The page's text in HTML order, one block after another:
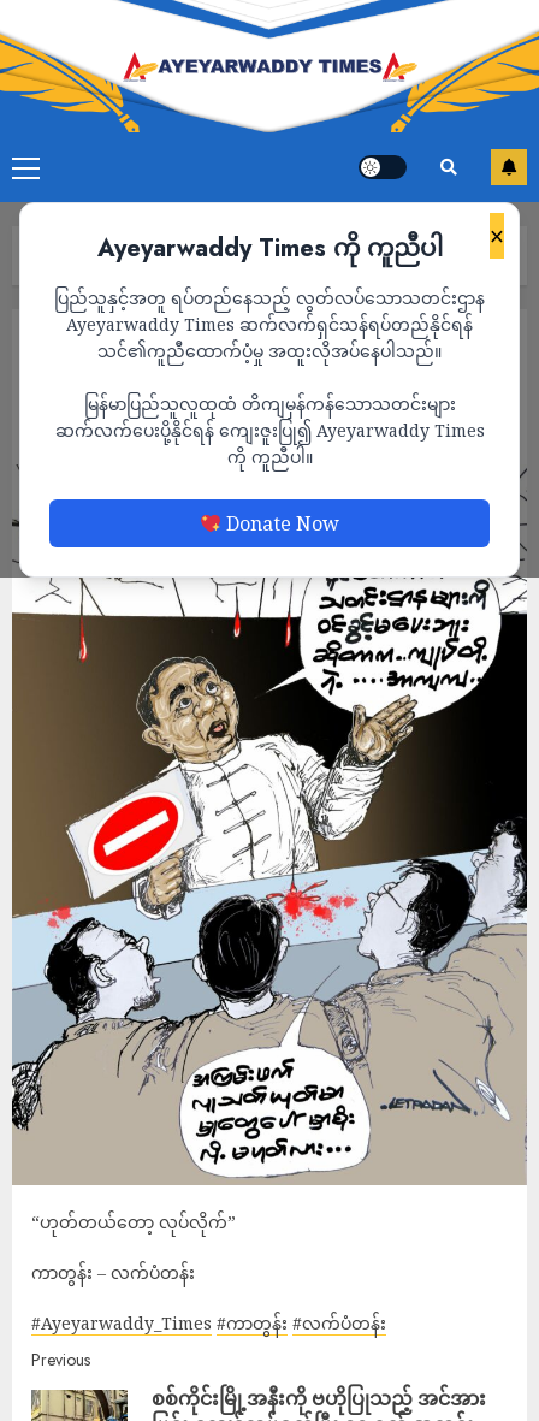
×
Ayeyarwaddy Times ကို ကူညီပါ
ပြည်သူနှင့်အတူ ရပ်တည်နေသည့် လွတ်လပ်သောသတင်းဌာန
Ayeyarwaddy Times ဆက်လက်ရှင်သန်ရပ်တည်နိုင်ရန်
သင်၏ကူညီထောက်ပံ့မှု အထူးလိုအပ်နေပါသည်။
မြန်မာပြည်သူလူထုထံ တိကျမှန်ကန်သောသတင်းများ
ဆက်လက်ပေးပို့နိုင်ရန် ကျေးဇူးပြု၍ Ayeyarwaddy Times
ကို ကူညီပါ။
Donate Now
“ဟုတ်တယ်တော့ လုပ်လိုက်”
“ဟုတ်တယ်တော့ လုပ်လိုက်”
ADMIN APRIL 9, 2025
“ဟုတ်တယ်တော့ လုပ်လိုက်”
ကာတွန်း – လက်ပံတန်း
#Ayeyarwaddy_Times #ကာတွန်း #လက်ပံတန်း
Previous
စစ်ကိုင်းမြို့အနီးကို ဗဟိုပြုသည့် အင်အား